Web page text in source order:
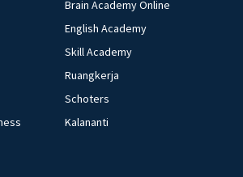
Brain Academy Online
English Academy
Skill Academy
Ruangkerja
Schoters
Kalananti